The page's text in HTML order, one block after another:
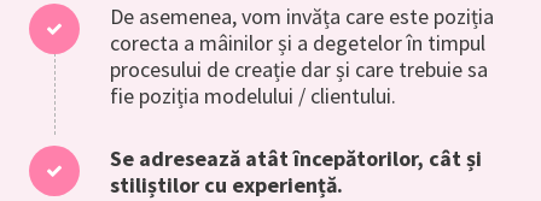
De asemenea, vom invăța care este poziția
corecta a mâinilor și a degetelor în timpul
procesului de creație dar și care trebuie sa
fie poziția modelului / clientului.
Se adresează atât începătorilor, cât și
stiliștilor cu experiență.